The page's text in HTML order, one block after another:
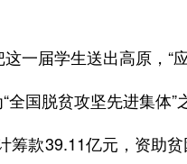
届学生送出高原，“
国脱贫攻坚先进集体”
款39.11亿元，资助